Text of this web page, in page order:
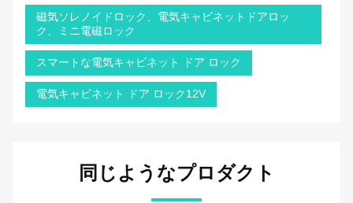
磁気ソレノイドロック、電気キャビネットドアロッ
ク、ミニ電磁ロック
スマートな電気キャビネット ドア ロック
電気キャビネット ドア ロック12V
同じようなプロダクト